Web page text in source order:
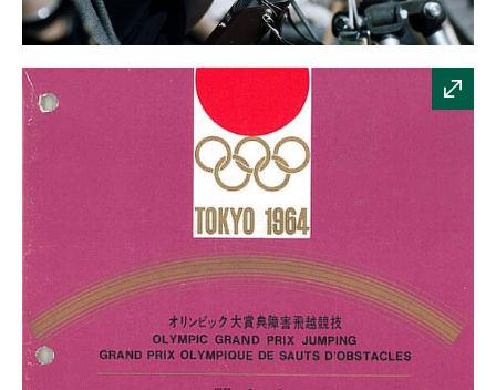
Bildreporter
bei
der
Arbeit,
Oktober
Quelle:
BArch
183-
001
Kohls,
Ulrich